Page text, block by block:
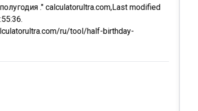
." calculatorultra.com,Last modified
ru/tool/half-birthday-